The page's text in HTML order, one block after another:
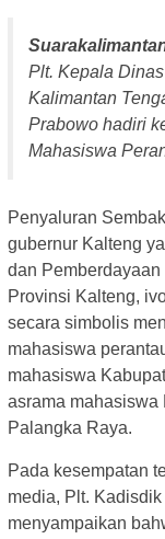
Plt. Kepala
Kalimantan
Prabowo hadiri
Mahasiswa
Penyaluran
gubernur Kalteng
dan
Provinsi Kalteng,
secara simbolis
mahasiswa
mahasiswa
asrama mahasiswa
Palangka Raya.
Pada kesempatan
media, Plt.
menyampaikan